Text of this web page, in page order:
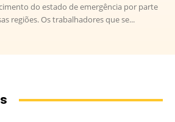
do estado de emergência por parte
regiões. Os trabalhadores que se...